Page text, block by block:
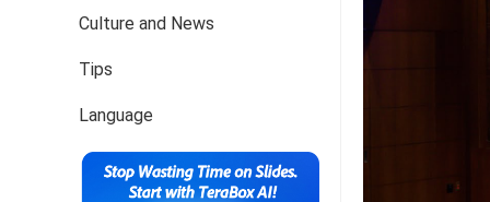
Culture and News
Tips
Language